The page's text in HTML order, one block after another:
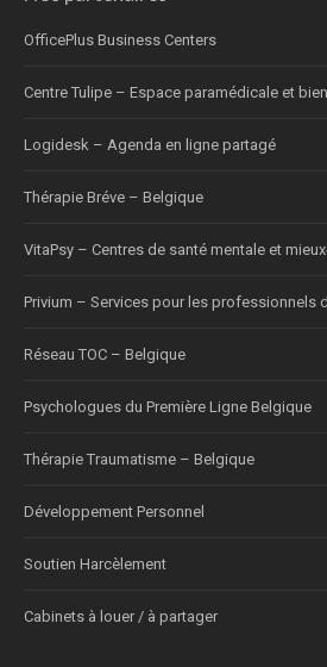
OfficePlus Business Centers
Centre Tulipe – Espace paramédicale et
Logidesk – Agenda en ligne partagé
Thérapie Bréve – Belgique
VitaPsy – Centres de santé mentale et
Privium – Services pour les professionnels
Réseau TOC – Belgique
Psychologues du Première Ligne Belgique
Thérapie Traumatisme – Belgique
Développement Personnel
Soutien Harcèlement
Cabinets à louer / à partager